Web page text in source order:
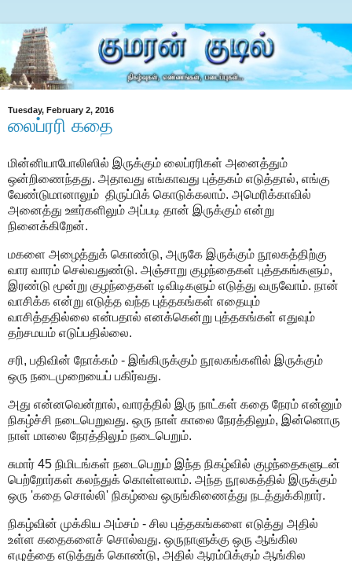
Tuesday, February 2, 2016
லைப்ரரி கதை
மின்னியாபோலிஸில் இருக்கும் லைப்ரரிகள் அனைத்தும்
ஒன்றிணைந்தது. அதாவது எங்காவது புத்தகம் எடுத்தால், எங்கு
வேண்டுமானாலும் திருப்பிக் கொடுக்கலாம். அமெரிக்காவில்
அனைத்து ஊர்களிலும் அப்படி தான் இருக்கும் என்று
நினைக்கிறேன்.
மகளை அழைத்துக் கொண்டு, அருகே இருக்கும் நூலகத்திற்கு
வார வாரம் செல்வதுண்டு. அஞ்சாறு குழந்தைகள் புத்தகங்களும்,
இரண்டு மூன்று குழந்தைகள் டிவிடிகளும் எடுத்து வருவோம். நான்
வாசிக்க என்று எடுத்த வந்த புத்தகங்கள் எதையும்
வாசித்ததில்லை என்பதால் எனக்கென்று புத்தகங்கள் எதுவும்
தற்சமயம் எடுப்பதில்லை.
சரி, பதிவின் நோக்கம் - இங்கிருக்கும் நூலகங்களில் இருக்கும்
ஒரு நடைமுறையைப் பகிர்வது.
அது என்னவென்றால், வாரத்தில் இரு நாட்கள் கதை நேரம் என்னும்
நிகழ்ச்சி நடைபெறுவது. ஒரு நாள் காலை நேரத்திலும், இன்னொரு
நாள் மாலை நேரத்திலும் நடைபெறும்.
சுமார் 45 நிமிடங்கள் நடைபெறும் இந்த நிகழ்வில் குழந்தைகளுடன்
பெற்றோர்கள் கலந்துக் கொள்ளலாம். அந்த நூலகத்தில் இருக்கும்
ஒரு 'கதை சொல்லி' நிகழ்வை ஒருங்கிணைத்து நடத்துக்கிறார்.
நிகழ்வின் முக்கிய அம்சம் - சில புத்தகங்களை எடுத்து அதில்
உள்ள கதைகளைச் சொல்வது. ஒருநாளுக்கு ஒரு ஆங்கில
எழுத்தை எடுத்துக் கொண்டு, அதில் ஆரம்பிக்கும் ஆங்கில